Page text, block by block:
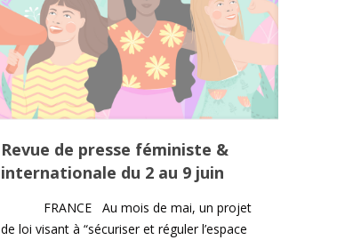
Revue de presse féministe &
internationale du 2 au 9 juin
FRANCE Au mois de mai, un projet
de loi visant à “sécuriser et réguler l’espace